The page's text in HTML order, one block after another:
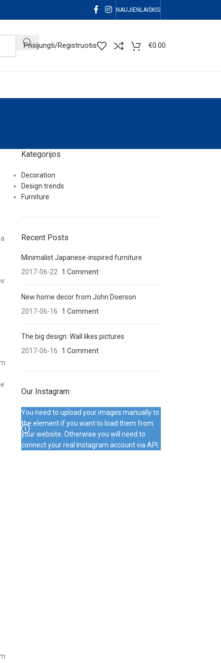
NAUJIENLAIŠKIS
Prisijungti/Registruotis €0.00
Kategorijos
Decoration
Design trends
Furniture
Recent Posts
Minimalist Japanese-inspired furniture
2017-06-22
1 Comment
New home decor from John Doerson
2017-06-16
1 Comment
The big design: Wall likes pictures
2017-06-16
1 Comment
Our Instagram
You need to upload your images manually to
the element if you want to load them from
your website. Otherwise you will need to
connect your real Instagram account via API.